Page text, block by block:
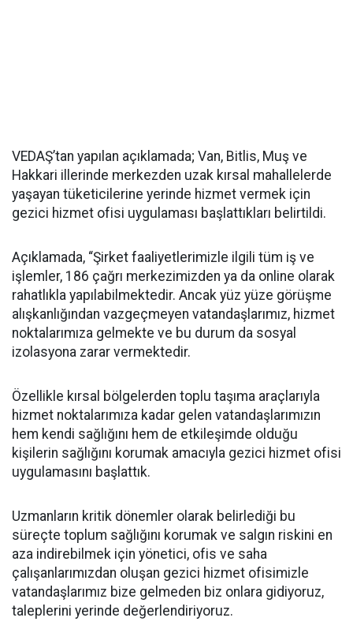
VEDAŞ’tan yapılan açıklamada; Van, Bitlis, Muş ve
Hakkari illerinde merkezden uzak kırsal mahallelerde
yaşayan tüketicilerine yerinde hizmet vermek için
gezici hizmet ofisi uygulaması başlattıkları belirtildi.
Açıklamada, “Şirket faaliyetlerimizle ilgili tüm iş ve
işlemler, 186 çağrı merkezimizden ya da online olarak
rahatlıkla yapılabilmektedir. Ancak yüz yüze görüşme
alışkanlığından vazgeçmeyen vatandaşlarımız, hizmet
noktalarımıza gelmekte ve bu durum da sosyal
izolasyona zarar vermektedir.
Özellikle kırsal bölgelerden toplu taşıma araçlarıyla
hizmet noktalarımıza kadar gelen vatandaşlarımızın
hem kendi sağlığını hem de etkileşimde olduğu
kişilerin sağlığını korumak amacıyla gezici hizmet ofisi
uygulamasını başlattık.
Uzmanların kritik dönemler olarak belirlediği bu
süreçte toplum sağlığını korumak ve salgın riskini en
aza indirebilmek için yönetici, ofis ve saha
çalışanlarımızdan oluşan gezici hizmet ofisimizle
vatandaşlarımız bize gelmeden biz onlara gidiyoruz,
taleplerini yerinde değerlendiriyoruz.